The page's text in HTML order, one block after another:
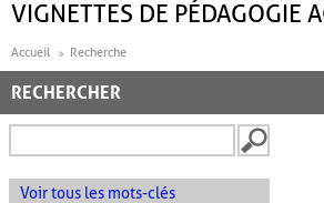
VIGNETTES DE PÉDAGOGIE
Accueil Recherche
RECHERCHER
Voir tous les mots-clés